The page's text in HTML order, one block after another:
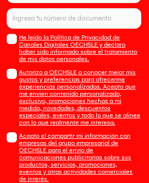
He leído la Política de Privacidad de
Canales Digitales OECHSLE y declaro
haber sido informado sobre el tratamiento
de mis datos personales.
Autorizo a OECHSLE a conocer mejor mis
gustos y preferencias para ofrecerme
experiencias personalizadas. Acepto que
me envien contenido personalizado,
exclusivo, promociones hechas a mi
medida, novedades, descuentos
especiales, eventos y todo lo que se alinee
con lo que realmente me interesa.
Acepto el compartir mi información con
empresas del grupo empresarial de
OECHSLE para el envío de
comunicaciones publicitarias sobre sus
productos, servicios, promociones,
eventos y otras actividades comerciales
de interés.